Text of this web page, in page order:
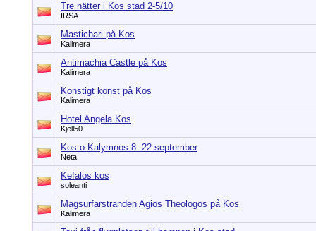
Tre nätter i Kos stad 2-5/10
IRSA
Mastichari på Kos
Kalimera
Antimachia Castle på Kos
Kalimera
Konstigt konst på Kos
Kalimera
Hotel Angela Kos
Kjell50
Kos o Kalymnos 8- 22 september
Neta
Kefalos kos
soleanti
Magsurfarstranden Agios Theologos på Kos
Kalimera